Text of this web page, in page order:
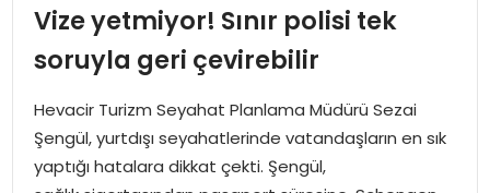
SPOR
TEKNOLOJI
SAĞLIK
Vize yetmiyor! Sınır polisi tek
soruyla geri çevirebilir
Hevacir Turizm Seyahat Planlama Müdürü Sezai
Şengül, yurtdışı seyahatlerinde vatandaşların en sık
yaptığı hatalara dikkat çekti. Şengül,